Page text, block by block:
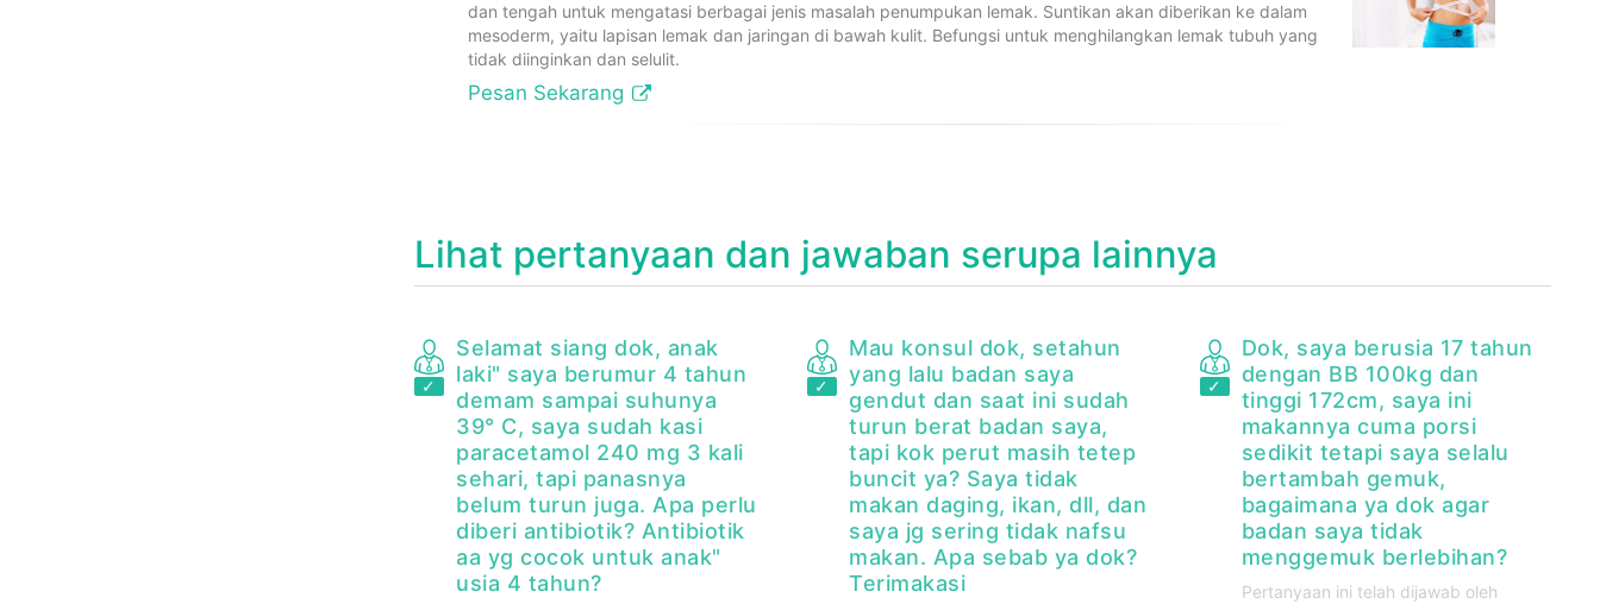
dan tengah untuk mengatasi berbagai jenis masalah penumpukan lemak. Suntikan akan diberikan ke dalam
mesoderm, yaitu lapisan lemak dan jaringan di bawah kulit. Befungsi untuk menghilangkan lemak tubuh yang
tidak diinginkan dan selulit.
Pesan Sekarang
Lihat pertanyaan dan jawaban serupa lainnya
Selamat siang dok, anak
laki" saya berumur 4 tahun
demam sampai suhunya
39° C, saya sudah kasi
paracetamol 240 mg 3 kali
sehari, tapi panasnya
belum turun juga. Apa perlu
diberi antibiotik? Antibiotik
aa yg cocok untuk anak"
usia 4 tahun?
Mau konsul dok, setahun
yang lalu badan saya
gendut dan saat ini sudah
turun berat badan saya,
tapi kok perut masih tetep
buncit ya? Saya tidak
makan daging, ikan, dll, dan
saya jg sering tidak nafsu
makan. Apa sebab ya dok?
Terimakasi
Dok, saya berusia 17 tahun
dengan BB 100kg dan
tinggi 172cm, saya ini
makannya cuma porsi
sedikit tetapi saya selalu
bertambah gemuk,
bagaimana ya dok agar
badan saya tidak
menggemuk berlebihan?
Pertanyaan ini telah dijawab oleh